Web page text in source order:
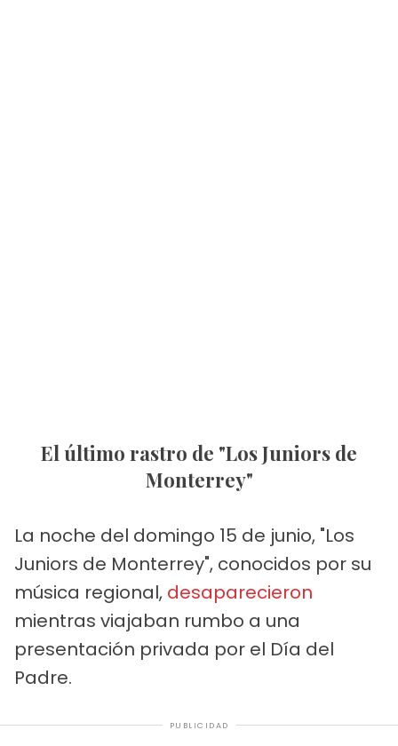
El último rastro de "Los Juniors de
Monterrey"
La noche del domingo 15 de junio, "Los
Juniors de Monterrey", conocidos por su
música regional, desaparecieron
mientras viajaban rumbo a una
presentación privada por el Día del
Padre.
PUBLICIDAD